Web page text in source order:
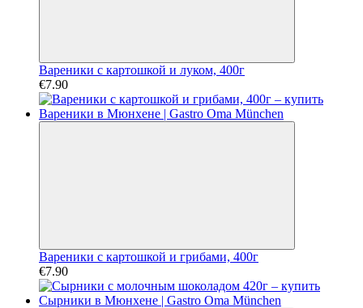
Вареники с картошкой и луком, 400г
€7.90
Вареники с картошкой и грибами, 400г
€7.90